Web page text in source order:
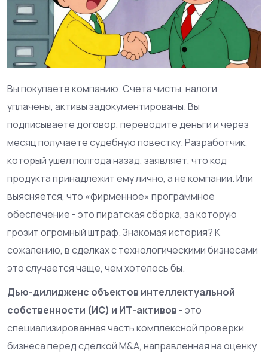
Вы покупаете компанию. Счета чисты, налоги
уплачены, активы задокументированы. Вы
подписываете договор, переводите деньги и через
месяц получаете судебную повестку. Разработчик,
который ушел полгода назад, заявляет, что код
продукта принадлежит ему лично, а не компании. Или
выясняется, что «фирменное» программное
обеспечение - это пиратская сборка, за которую
грозит огромный штраф. Знакомая история? К
сожалению, в сделках с технологическими бизнесами
это случается чаще, чем хотелось бы.
Дью-дилидженс объектов интеллектуальной
собственности (ИС) и ИТ-активов - это
специализированная часть комплексной проверки
бизнеса перед сделкой M&A, направленная на оценку